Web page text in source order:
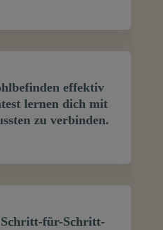
effektiv
lernen dich mit
zu verbinden.
Schritt-für-Schritt-